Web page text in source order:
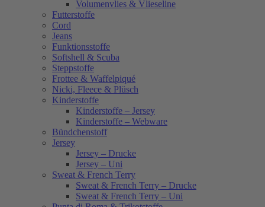
Volumenvlies & Vlieseline
Futterstoffe
Cord
Jeans
Funktionsstoffe
Softshell & Scuba
Steppstoffe
Frottee & Waffelpiqué
Nicki, Fleece & Plüsch
Kinderstoffe
Kinderstoffe – Jersey
Kinderstoffe – Webware
Bündchenstoff
Jersey
Jersey – Drucke
Jersey – Uni
Sweat & French Terry
Sweat & French Terry – Drucke
Sweat & French Terry – Uni